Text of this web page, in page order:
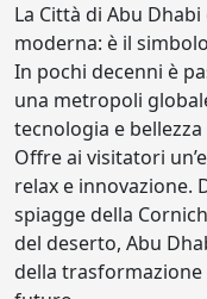
La Città di Abu
moderna: è il
In pochi decenni è
una metropoli
tecnologia e
Offre ai visitatori
relax e innovazione.
spiagge della
del deserto, Abu
della trasformazione